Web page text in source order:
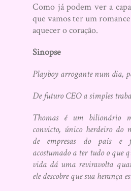
Como já podem ver a
que vamos ter um
aquecer o coração.
Sinopse
Playboy arrogante num dia,
De futuro CEO a simples
Thomas é um bilionário
convicto, único herdeiro do
de empresas do país e
acostumado a ter tudo o que
vida dá uma reviravolta
ele descobre que sua herança